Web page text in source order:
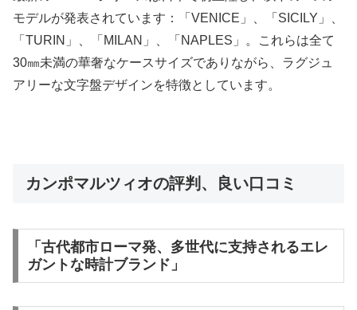
モデルが発表されています：「VENICE」、「SICILY」、
「TURIN」、「MILAN」、「NAPLES」。これらは全て
30㎜未満の華奢なケースサイズでありながら、ラグジュ
アリーな文字盤デザインを特徴としています。
カンポマルツィオの評判、良い口コミ
「古代都市ローマ発、多世代に支持されるエレ
ガントな時計ブランド」